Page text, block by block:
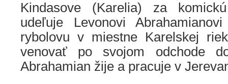
Kindasove (Karelia) za
udeľuje Levonovi
rybolovu v miestne Karelskej
venovať po svojom odchode
Abrahamian žije a pracuje v